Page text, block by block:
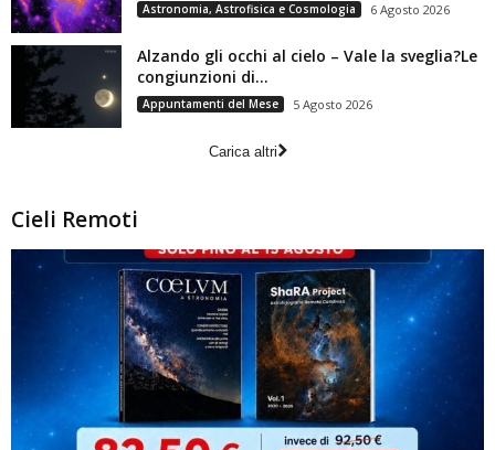
Astronomia, Astrofisica e Cosmologia 6 Agosto 2026
Alzando gli occhi al cielo – Vale la sveglia?Le
congiunzioni di...
Appuntamenti del Mese 5 Agosto 2026
Carica altri
Cieli Remoti